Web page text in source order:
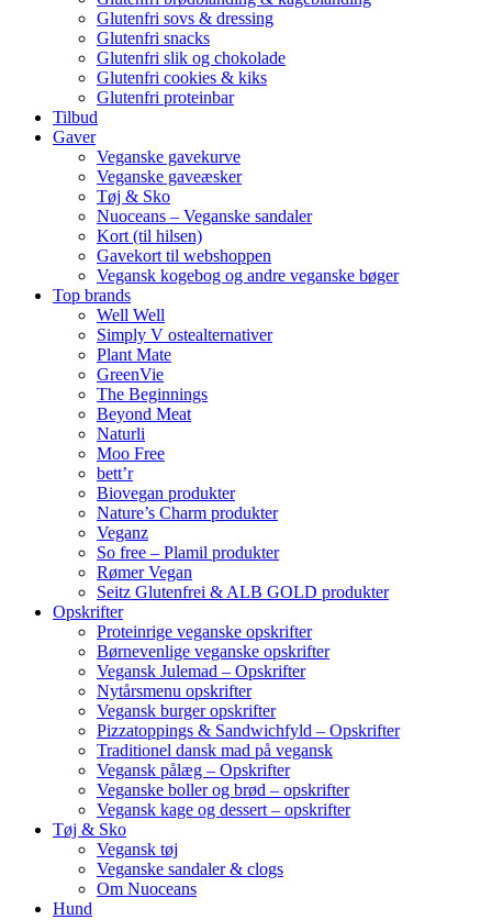
Glutenfri sovs & dressing
Glutenfri snacks
Glutenfri slik og chokolade
Glutenfri cookies & kiks
Glutenfri proteinbar
Tilbud
Gaver
Veganske gavekurve
Veganske gaveæsker
Tøj & Sko
Nuoceans – Veganske sandaler
Kort (til hilsen)
Gavekort til webshoppen
Vegansk kogebog og andre veganske bøger
Top brands
Well Well
Simply V ostealternativer
Plant Mate
GreenVie
The Beginnings
Beyond Meat
Naturli
Moo Free
bett’r
Biovegan produkter
Nature’s Charm produkter
Veganz
So free – Plamil produkter
Rømer Vegan
Seitz Glutenfrei & ALB GOLD produkter
Opskrifter
Proteinrige veganske opskrifter
Børnevenlige veganske opskrifter
Vegansk Julemad – Opskrifter
Nytårsmenu opskrifter
Vegansk burger opskrifter
Pizzatoppings & Sandwichfyld – Opskrifter
Traditionel dansk mad på vegansk
Vegansk pålæg – Opskrifter
Veganske boller og brød – opskrifter
Vegansk kage og dessert – opskrifter
Tøj & Sko
Vegansk tøj
Veganske sandaler & clogs
Om Nuoceans
Hund